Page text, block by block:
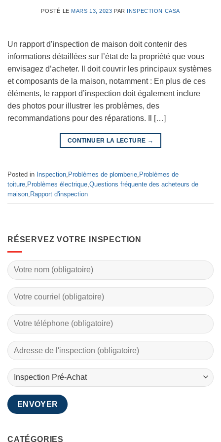
POSTÉ LE MARS 13, 2023 PAR INSPECTION CASA
Un rapport d’inspection de maison doit contenir des
informations détaillées sur l’état de la propriété que vous
envisagez d’acheter. Il doit couvrir les principaux systèmes
et composants de la maison, notamment : En plus de ces
éléments, le rapport d’inspection doit également inclure
des photos pour illustrer les problèmes, des
recommandations pour des réparations. Il […]
CONTINUER LA LECTURE →
Posted in Inspection Problèmes de plomberie Problèmes de
toiture Problèmes électrique Questions fréquente des acheteurs de
maison Rapport d'inspection
RÉSERVEZ VOTRE INSPECTION
CATÉGORIES